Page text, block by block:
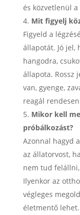
és közvetlenül a
Mit figyelj
Figyeld a
állapotát. Jó jel,
hangodra,
állapota. Rossz
van, gyenge,
reagál
Mikor kell
próbálkozást?
Azonnal hagyd
az állatorvost,
nem tud
Ilyenkor az
végleges
életmentő lehet.